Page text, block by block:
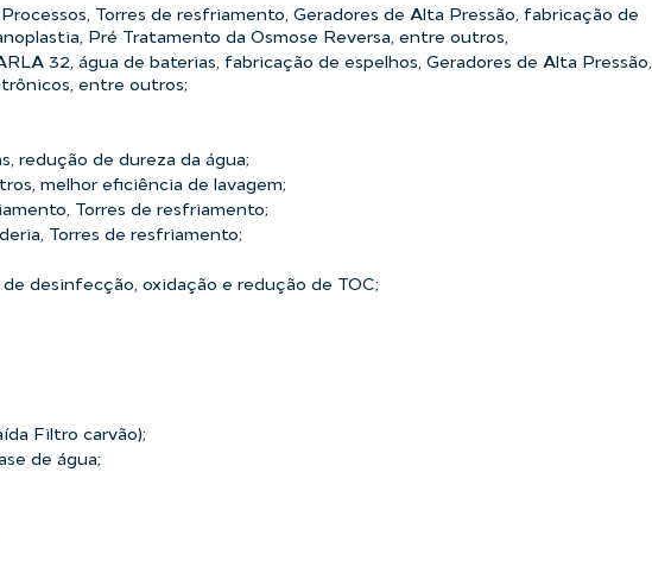
Torres de resfriamento, Geradores de Alta Pressão, fabricação de
Pré Tratamento da Osmose Reversa, entre outros,
32, água de baterias, fabricação de espelhos, Geradores de Alta Pressão,
entre outros;
redução de dureza da água;
melhor eficiência de lavagem;
Torres de resfriamento;
Torres de resfriamento;
desinfecção, oxidação e redução de TOC;
Filtro carvão);
de água;